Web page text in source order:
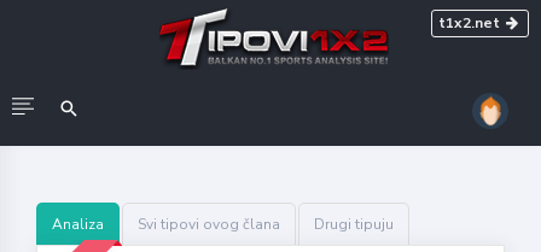
t1x2.net
Analiza Svi tipovi ovog člana Drugi tipuju